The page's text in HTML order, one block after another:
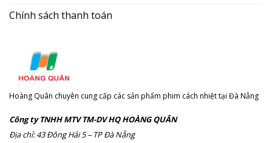
Chính sách thanh toán
Hoàng Quân chuyên cung cấp các sản phẩm phim cách nhiệt tại Đà Nẵng
Công ty TNHH MTV TM-DV HQ HOÀNG QUÂN
Địa chỉ: 43 Đông Hải 5 – TP Đà Nẵng